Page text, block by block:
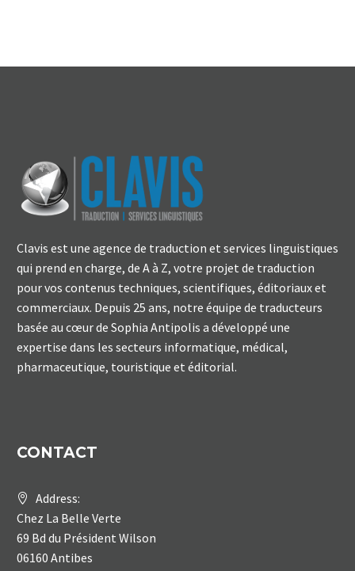
Clavis est une agence de traduction et services linguistiques
qui prend en charge, de A à Z, votre projet de traduction
pour vos contenus techniques, scientifiques, éditoriaux et
commerciaux. Depuis 25 ans, notre équipe de traducteurs
basée au cœur de Sophia Antipolis a développé une
expertise dans les secteurs informatique, médical,
pharmaceutique, touristique et éditorial.
CONTACT
Address:
Chez La Belle Verte
69 Bd du Président Wilson
06160 Antibes